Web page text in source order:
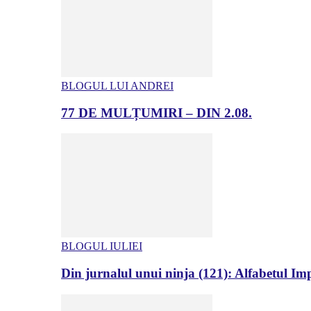
BLOGUL LUI ANDREI
77 DE MULȚUMIRI – DIN 2.08.
BLOGUL IULIEI
Din jurnalul unui ninja (121): Alfabetul